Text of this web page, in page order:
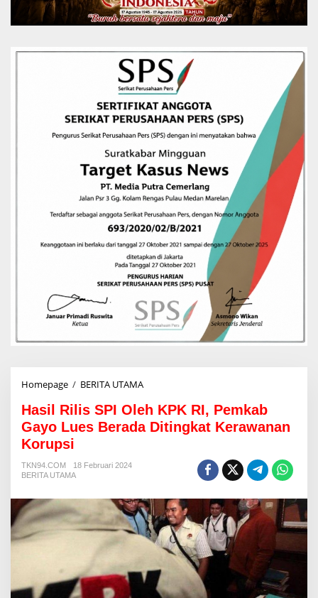
Homepage / BERITA UTAMA
s
i
l
s
S
P
I
e
Hasil Rilis SPI Oleh KPK RI, Pemkab
Gayo Lues Berada Ditingkat Kerawanan
Korupsi
TKN94.COM
18 Februari 2024
BERITA UTAMA